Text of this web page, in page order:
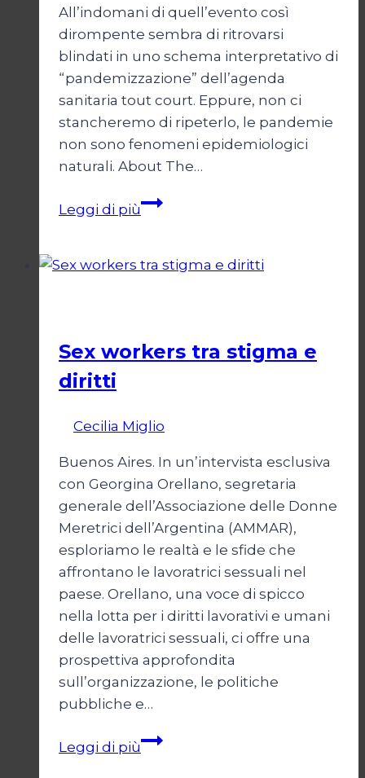
All’indomani di quell’evento così
dirompente sembra di ritrovarsi
blindati in uno schema interpretativo di
“pandemizzazione” dell’agenda
sanitaria tout court. Eppure, non ci
stancheremo di ripeterlo, le pandemie
non sono fenomeni epidemiologici
naturali. About The…
Leggi di piùL’ideologia
d’immunità
Sex workers tra stigma e
diritti
Cecilia Miglio
Buenos Aires. In un’intervista esclusiva
con Georgina Orellano, segretaria
generale dell’Associazione delle Donne
Meretrici dell’Argentina (AMMAR),
esploriamo le realtà e le sfide che
affrontano le lavoratrici sessuali nel
paese. Orellano, una voce di spicco
nella lotta per i diritti lavorativi e umani
delle lavoratrici sessuali, ci offre una
prospettiva approfondita
sull’organizzazione, le politiche
pubbliche e…
Leggi di piùSex